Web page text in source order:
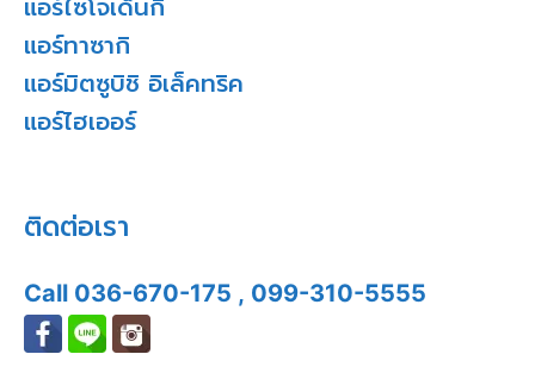
แอร์ทาซากิ
แอร์มิตซูบิชิ อิเล็คทริค
แอร์ไฮเออร์
ติดต่อเรา
Call 036-670-175 , 099-310-5555